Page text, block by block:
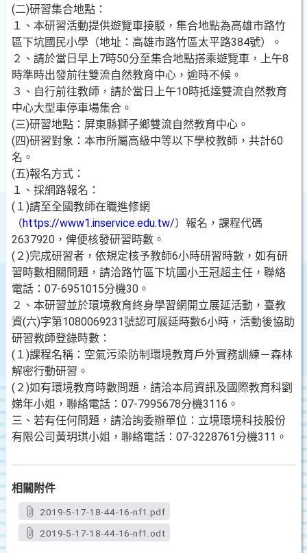
(二)研習集合地點：
１、本研習活動提供遊覽車接駁，集合地點為高雄市路竹
區下坑國民小學（地址：高雄市路竹區太平路384號）。
２、請於當日早上7時50分至集合地點搭乘遊覽車，上午8
時準時出發前往雙流自然教育中心，逾時不候。
３、自行前往教師，請於當日上午10時抵達雙流自然教育
中心大型車停車場集合。
(三)研習地點：屏東縣獅子鄉雙流自然教育中心。
(四)研習對象：本市所屬高級中等以下學校教師，共計60
名。
(五)報名方式：
１、採網路報名：
(１)請至全國教師在職進修網
（https://www1.inservice.edu.tw/）報名，課程代碼
2637920，俾便核發研習時數。
(２)完成研習者，依規定核予教師6小時研習時數，如有研
習時數相關問題，請洽路竹區下坑國小王冠超主任，聯絡
電話：07-6951015分機30。
２、本研習並於環境教育終身學習網開立展延活動，臺教
資(六)字第1080069231號認可展延時數6小時，活動後協助
研習教師登錄時數：
(１)課程名稱：空氣污染防制環境教育戶外實務訓練－森林
解密行動研習。
(２)如有環境教育時數問題，請洽本局資訊及國際教育科劉
娣年小姐，聯絡電話：07-7995678分機3116。
三、若有任何問題，請洽詢委辦單位：立境環境科技股份
有限公司黃玥琪小姐，聯絡電話：07-3228761分機311。
相關附件
2019-5-17-18-44-16-nf1.pdf
2019-5-17-18-44-16-nf1.odt